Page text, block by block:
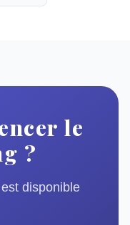
le
?
disponible